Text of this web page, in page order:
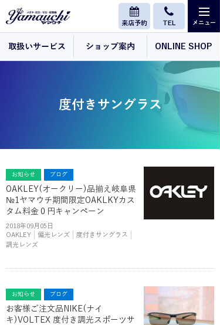
来店予約 TEL
取扱いサービス ショップ案内 ONLINE SHOP
度付きサングラス
お知らせ ブログ
OAKLEY(オークリー)品揃え岐阜県
№1ヤマウチ期間限定OAKLKYカス
タム料金０円キャンペーン
2018年09月05日
OAKLEY
偏光レンズ
度付きサングラス
調光レンズ
お知らせ ブログ
お客様ご注文品NIKE(ナイ
キ)VOLTEX 度付き調光スポーツサ